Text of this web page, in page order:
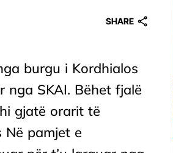
SHARE
burgu i Kordhialos
nga SKAI. Bëhet fjalë
gjatë orarit të
Në pamjet e